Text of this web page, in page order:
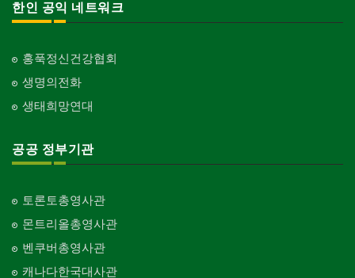
한인 공익 네트워크
홍푹정신건강협회
생명의전화
생태희망연대
공공 정부기관
토론토총영사관
몬트리올총영사관
벤쿠버총영사관
캐나다한국대사관